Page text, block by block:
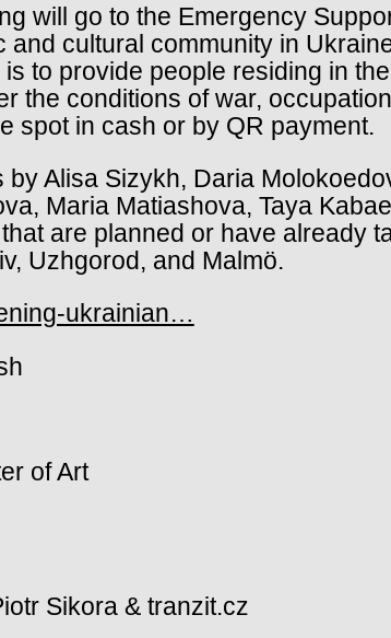
will go to the Emergency
and cultural community in
is to provide people residing in
the conditions of war,
spot in cash or by QR payment.
Alisa Sizykh, Daria
Maria Matiashova, Taya
are planned or have already
Uzhgorod, and Malmö.
ukrainian…
of Art
Sikora & tranzit.cz